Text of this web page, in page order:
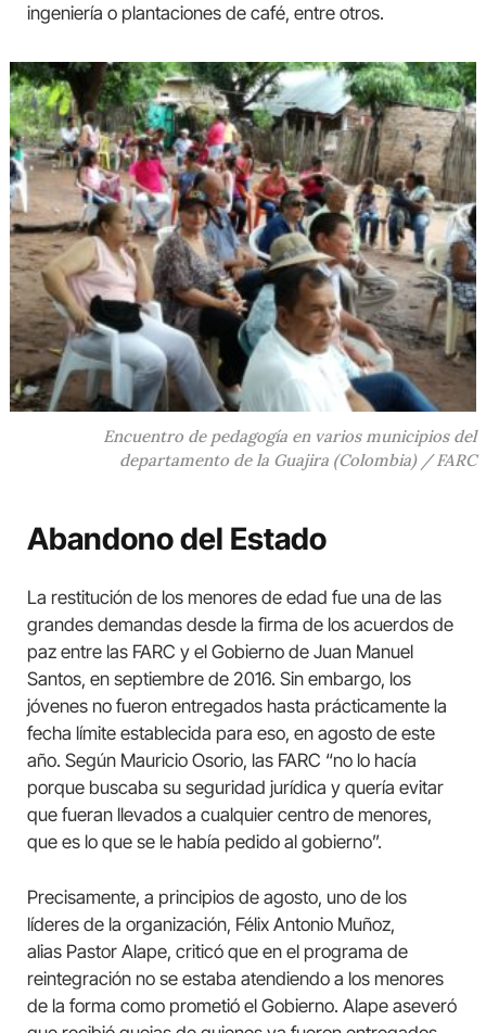
ingeniería o plantaciones de café, entre otros.
Encuentro de pedagogía en varios municipios del
departamento de la Guajira (Colombia) / FARC
Abandono del Estado
La restitución de los menores de edad fue una de las
grandes demandas desde la firma de los acuerdos de
paz entre las FARC y el Gobierno de Juan Manuel
Santos, en septiembre de 2016. Sin embargo, los
jóvenes no fueron entregados hasta prácticamente la
fecha límite establecida para eso, en agosto de este
año. Según Mauricio Osorio, las FARC “no lo hacía
porque buscaba su seguridad jurídica y quería evitar
que fueran llevados a cualquier centro de menores,
que es lo que se le había pedido al gobierno”.
Precisamente, a principios de agosto, uno de los
líderes de la organización, Félix Antonio Muñoz,
alias Pastor Alape, criticó que en el programa de
reintegración no se estaba atendiendo a los menores
de la forma como prometió el Gobierno. Alape aseveró